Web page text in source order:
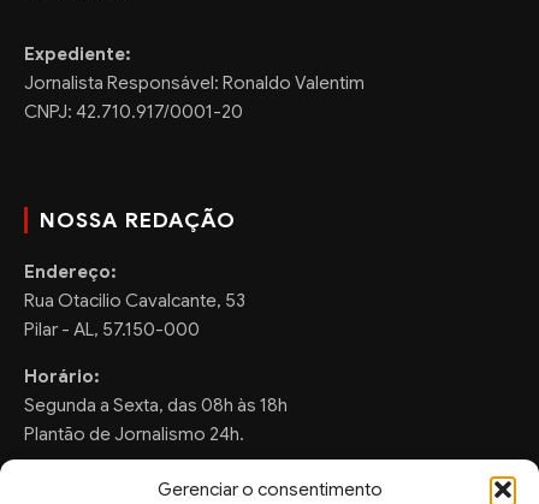
Gerenciar o consentimento
Expediente:
Jornalista Responsável: Ronaldo Valentim
CNPJ: 42.710.917/0001-20
NOSSA REDAÇÃO
Endereço:
Rua Otacilio Cavalcante, 53
Pilar - AL, 57.150-000
Horário:
Segunda a Sexta, das 08h às 18h
Plantão de Jornalismo 24h.